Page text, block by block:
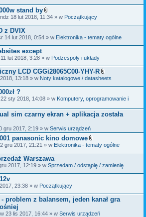
stand by
Z
ł
c
z
i
i
18 lut 2018, 11:34 » w Początkujący
z DVIX
14 lut 2018, 0:54 » w Elektronika - tematy ogólne
except
lut 2018, 3:28 » w Podzespoły i układy
LCD CGGi28065C00-YHY-R
Z
ł
c
n
i
13:18 » w Noty katalogowe / datasheets
?
sty 2018, 14:08 » w Komputery, oprogramowanie i
sim czarny ekran + aplikacja została
gru 2017, 2:19 » w Serwis urządzeń
panasonic kino domowe
Z
ł
c
z
i
gru 2017, 21:21 » w Elektronika - tematy ogólne
Warszawa
2017, 12:19 » w Sprzedam / odstąpię / zamienię
23:38 » w Początkujący
- problem z balansem, jeden kanał gra
23 lis 2017, 16:44 » w Serwis urządzeń